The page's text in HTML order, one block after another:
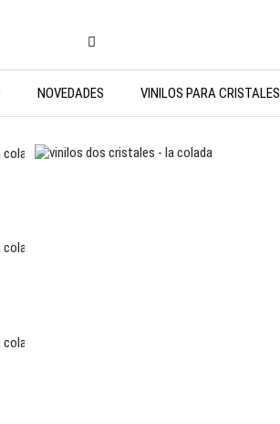
NOVEDADES VINILOS PARA CRISTALES